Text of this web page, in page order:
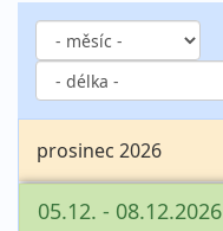
prosinec 2026
05.12. - 08.12.2026